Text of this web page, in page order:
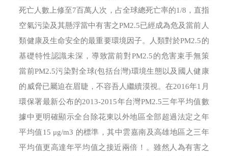
死亡人數上修至7百萬人次，占全球總死亡率的1/8，直指
空氣污染及其懸浮當中有害之PM2.5已經成為危及當前人
類健康及生命安全的最重要環境因子。人類對於PM2.5的
基礎特性認識未深，導致當前對PM2.5的危害束手無策
當前PM2.5污染對全球(包括台灣)環境生態以及國人健康
的威脅已屬迫在眉睫，不容吾人繼續漠視。在2016年1月
環保署最新公布的2013-2015年台灣PM2.5三年平均值數
據中更明確顯示全台除花東以外地區全部超過法定之年
平均值15 μg/m3 的標準，其中雲嘉南及高雄地區之三年
平均值更高達年平均值之接近兩倍！。雖然人為有害之